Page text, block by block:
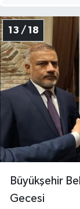
13 / 18
Büyükşehir
Gecesi